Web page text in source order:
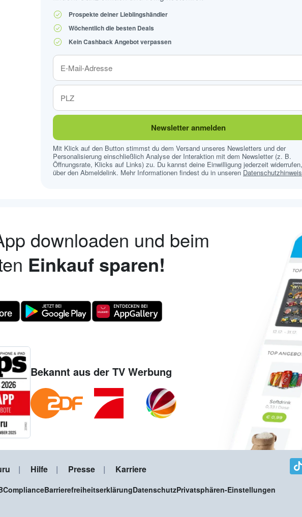
Prospekte deiner Lieblingshändler
Wöchentlich die besten Deals
Kein Cashback Angebot verpassen
Newsletter anmelden
Mit Klick auf den Button stimmst du dem Versand unseres Newsletters und der
Personalisierung einschließlich Analyse der Interaktion mit dem Newsletter (z. B.
Öffnungsrate, Klicks auf Links) zu. Du kannst deine Einwilligung jederzeit
über den Abmeldelink. Mehr Informationen findest du in unseren
downloaden und beim
Einkauf sparen!
Bekannt aus der TV Werbung
Hilfe Presse Karriere
ComplianceBarrierefreiheitserklärungDatenschutzPrivatsphären-Einstellungen